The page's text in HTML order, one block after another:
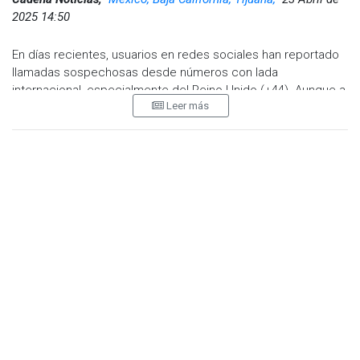
2025 14:50
En días recientes, usuarios en redes sociales han reportado
llamadas sospechosas desde números con lada
internacional, especialmente del Reino Unido (+44). Aunque a
primera vista parecen ofertas laborales tentadoras, expertos
Leer más